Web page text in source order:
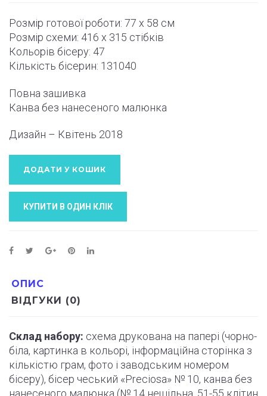
Розмір готової роботи: 77 x 58 см
Розмір схеми: 416 x 315 стібків
Кольорів бісеру: 47
Кількість бісерин: 131040
Повна зашивка
Канва без нанесеного малюнка
Дизайн – Квітень 2018
ДОДАТИ У КОШИК
КУПИТИ В ОДИН КЛIК
ОПИС
ВІДГУКИ (0)
Склад набору: схема друкована на папері (чорно-
біла, картинка в кольорі, інформаційна сторінка з
кількістю грам, фото і заводським номером
бісеру), бісер чеський «Preciosa» № 10, канва без